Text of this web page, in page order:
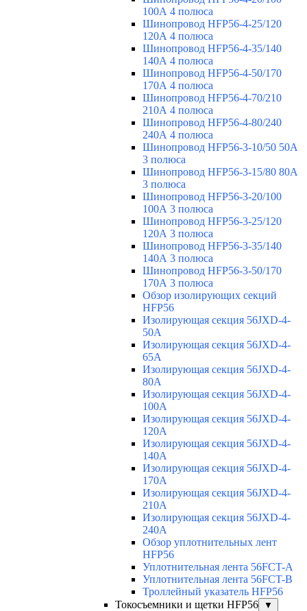
100А 4 полюса
Шинопровод HFP56-4-25/120
120А 4 полюса
Шинопровод HFP56-4-35/140
140А 4 полюса
Шинопровод HFP56-4-50/170
170А 4 полюса
Шинопровод HFP56-4-70/210
210А 4 полюса
Шинопровод HFP56-4-80/240
240А 4 полюса
Шинопровод HFP56-3-10/50 50А
3 полюса
Шинопровод HFP56-3-15/80 80А
3 полюса
Шинопровод HFP56-3-20/100
100А 3 полюса
Шинопровод HFP56-3-25/120
120А 3 полюса
Шинопровод HFP56-3-35/140
140А 3 полюса
Шинопровод HFP56-3-50/170
170А 3 полюса
Обзор изолирующих секций
HFP56
Изолирующая секция 56JXD-4-
50A
Изолирующая секция 56JXD-4-
65A
Изолирующая секция 56JXD-4-
80A
Изолирующая секция 56JXD-4-
100A
Изолирующая секция 56JXD-4-
120A
Изолирующая секция 56JXD-4-
140A
Изолирующая секция 56JXD-4-
170A
Изолирующая секция 56JXD-4-
210A
Изолирующая секция 56JXD-4-
240A
Обзор уплотнительных лент
HFP56
Уплотнительная лента 56FCT-A
Уплотнительная лента 56FCT-B
Троллейный указатель HFP56
Токосъемники и щетки HFP56
▼